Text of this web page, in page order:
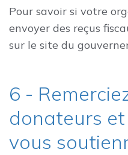
Pour savoir si votre
envoyer des reçus
sur le site du
6 -
donateurs
vous